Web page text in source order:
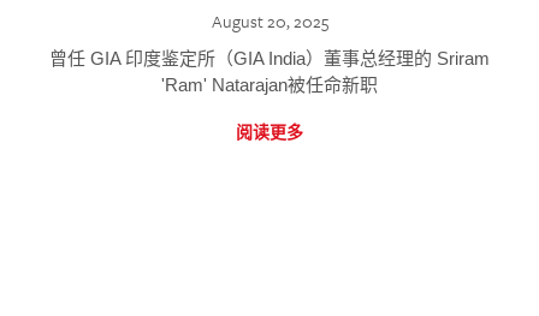
August 20, 2025
曾任 GIA 印度鉴定所（GIA India）董事总经理的 Sriram
'Ram' Natarajan被任命新职
阅读更多